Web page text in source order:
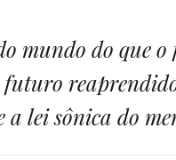
mundo do que o
futuro
lei sônica do